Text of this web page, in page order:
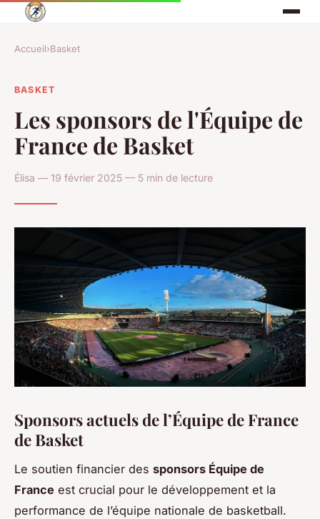
Accueil›Basket
BASKET
Les sponsors de l'Équipe de
France de Basket
Élisa — 19 février 2025 — 5 min de lecture
Sponsors actuels de l’Équipe de France
de Basket
Le soutien financier des sponsors Équipe de
France est crucial pour le développement et la
performance de l’équipe nationale de basketball.